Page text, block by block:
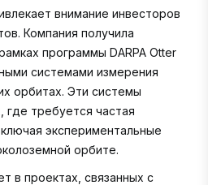
внимание инвесторов
Компания получила
программы DARPA Otter
системами измерения
орбитах. Эти системы
где требуется частая
экспериментальные
орбите.
в проектах, связанных с